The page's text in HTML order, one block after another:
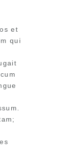
et
qui